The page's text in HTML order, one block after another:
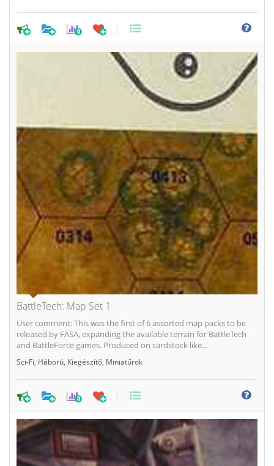
0
BattleTech: Map Set 1
User comment: This was the first of 6 assorted map packs to be
released by FASA, expanding the available terrain for BattleTech
and BattleForce games. Produced on cardstock like...
Sci-Fi, Háború, Kiegészítő, Miniatűrök
0